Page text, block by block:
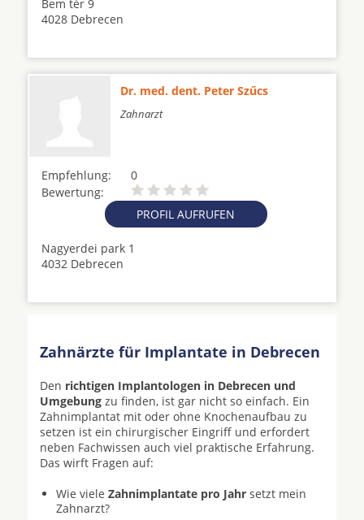
Bem tér 9
4028 Debrecen
Dr. med. dent. Peter Szűcs
Zahnarzt
Empfehlung:
0
Bewertung:
PROFIL AUFRUFEN
Nagyerdei park 1
4032 Debrecen
Zahnärzte für Implantate in Debrecen
Den richtigen Implantologen in Debrecen und
Umgebung zu finden, ist gar nicht so einfach. Ein
Zahnimplantat mit oder ohne Knochenaufbau zu
setzen ist ein chirurgischer Eingriff und erfordert
neben Fachwissen auch viel praktische Erfahrung.
Das wirft Fragen auf:
Wie viele Zahnimplantate pro Jahr setzt mein
Zahnarzt?